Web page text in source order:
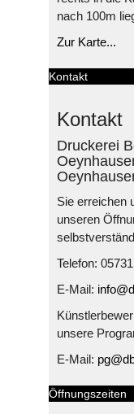
nach 100m
Zur Karte...
Kontakt
Kontakt
Druckerei
Sie erreichen
unseren
Telefon:
E-Mail:
unsere
E-Mail:
Öffnungszeiten